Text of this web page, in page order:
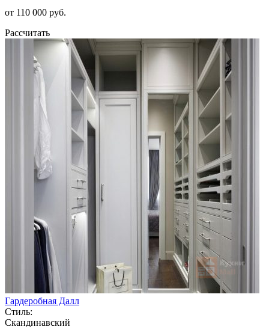
от 110 000 руб.
Рассчитать
Гардеробная Далл
Стиль:
Скандинавский